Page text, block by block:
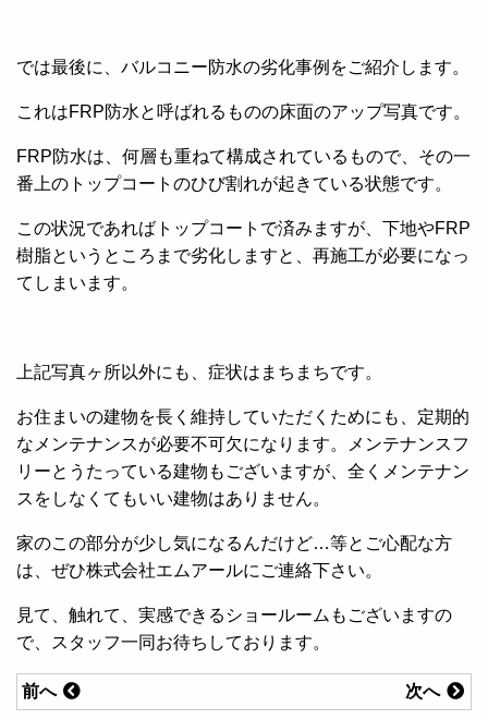
では最後に、バルコニー防水の劣化事例をご紹介します。
これはFRP防水と呼ばれるものの床面のアップ写真です。
FRP防水は、何層も重ねて構成されているもので、その一
番上のトップコートのひび割れが起きている状態です。
この状況であればトップコートで済みますが、下地やFRP
樹脂というところまで劣化しますと、再施工が必要になっ
てしまいます。
上記写真ヶ所以外にも、症状はまちまちです。
お住まいの建物を長く維持していただくためにも、定期的
なメンテナンスが必要不可欠になります。メンテナンスフ
リーとうたっている建物もございますが、全くメンテナン
スをしなくてもいい建物はありません。
家のこの部分が少し気になるんだけど…等とご心配な方
は、ぜひ株式会社エムアールにご連絡下さい。
見て、触れて、実感できるショールームもございますの
で、スタッフ一同お待ちしております。
次へ
前へ